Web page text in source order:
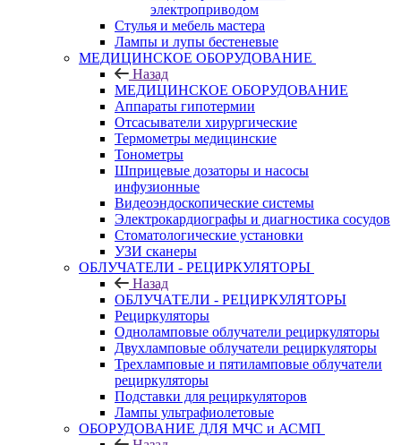
электроприводом
Стулья и мебель мастера
Лампы и лупы бестеневые
МЕДИЦИНСКОЕ ОБОРУДОВАНИЕ
Назад
МЕДИЦИНСКОЕ ОБОРУДОВАНИЕ
Аппараты гипотермии
Отсасыватели хирургические
Термометры медицинские
Тонометры
Шприцевые дозаторы и насосы
инфузионные
Видеоэндоскопические системы
Электрокардиографы и диагностика сосудов
Стоматологические установки
УЗИ сканеры
ОБЛУЧАТЕЛИ - РЕЦИРКУЛЯТОРЫ
Назад
ОБЛУЧАТЕЛИ - РЕЦИРКУЛЯТОРЫ
Рециркуляторы
Одноламповые облучатели рециркуляторы
Двухламповые облучатели рециркуляторы
Трехламповые и пятиламповые облучатели
рециркуляторы
Подставки для рециркуляторов
Лампы ультрафиолетовые
ОБОРУДОВАНИЕ ДЛЯ МЧС и АСМП